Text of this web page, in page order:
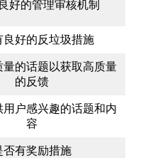
好的管理审核机制
良好的反垃圾措施
量的话题以获取高质量
的反馈
用户感兴趣的话题和内
容
否有奖励措施